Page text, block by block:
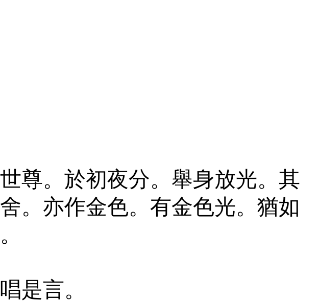
尊。於初夜分。舉身放光。其
。亦作金色。有金色光。猶如
是言。